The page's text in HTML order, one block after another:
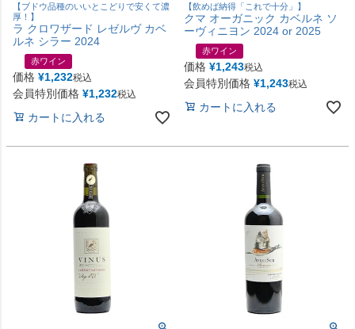
【ブドウ品種のいいとこどりで安くて濃
厚！】
ラ クロワザード レゼルヴ カベ
ルネ シラー 2024
赤ワイン
価格 ¥1,232税込
会員特別価格 ¥1,232税込
カートに入れる
【飲めば納得「これで十分」】
クマ オーガニック カベルネ ソ
ーヴィニヨン 2024 or 2025
赤ワイン
価格 ¥1,243税込
会員特別価格 ¥1,243税込
カートに入れる